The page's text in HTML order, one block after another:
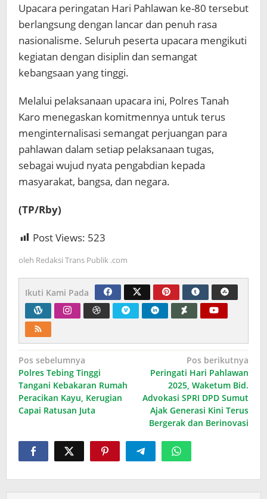
Upacara peringatan Hari Pahlawan ke-80 tersebut
berlangsung dengan lancar dan penuh rasa
nasionalisme. Seluruh peserta upacara mengikuti
kegiatan dengan disiplin dan semangat
kebangsaan yang tinggi.
Melalui pelaksanaan upacara ini, Polres Tanah
Karo menegaskan komitmennya untuk terus
menginternalisasi semangat perjuangan para
pahlawan dalam setiap pelaksanaan tugas,
sebagai wujud nyata pengabdian kepada
masyarakat, bangsa, dan negara.
(TP/Rby)
Post Views: 523
oleh Redaksi Trans Publik .com
Ikuti Kami Pada
Navigasi
pos
Pos sebelumnya
Polres Tebing Tinggi
Tangani Kebakaran Rumah
Peracikan Kayu, Kerugian
Capai Ratusan Juta
Pos berikutnya
Peringati Hari Pahlawan
2025, Waketum Bid.
Advokasi SPRI DPD Sumut
Ajak Generasi Kini Terus
Bergerak dan Berinovasi